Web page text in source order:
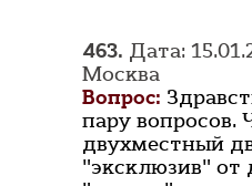
463. Дата:
Москва
Вопрос:
пару вопросов.
двухместный
"эксклюзив" от